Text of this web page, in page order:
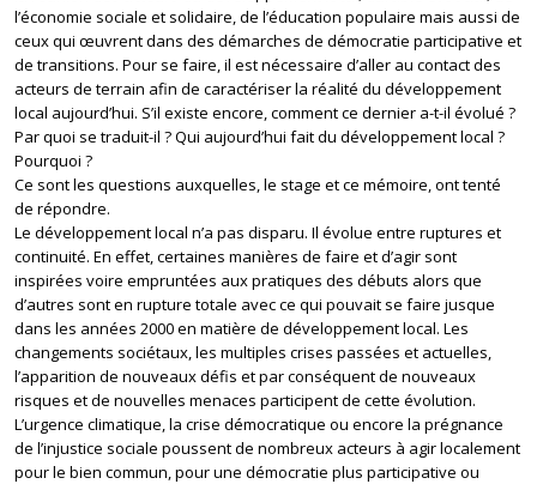
l’économie sociale et solidaire, de l’éducation populaire mais aussi de
ceux qui œuvrent dans des démarches de démocratie participative et
de transitions. Pour se faire, il est nécessaire d’aller au contact des
acteurs de terrain afin de caractériser la réalité du développement
local aujourd’hui. S’il existe encore, comment ce dernier a-t-il évolué ?
Par quoi se traduit-il ? Qui aujourd’hui fait du développement local ?
Pourquoi ?
Ce sont les questions auxquelles, le stage et ce mémoire, ont tenté
de répondre.
Le développement local n’a pas disparu. Il évolue entre ruptures et
continuité. En effet, certaines manières de faire et d’agir sont
inspirées voire empruntées aux pratiques des débuts alors que
d’autres sont en rupture totale avec ce qui pouvait se faire jusque
dans les années 2000 en matière de développement local. Les
changements sociétaux, les multiples crises passées et actuelles,
l’apparition de nouveaux défis et par conséquent de nouveaux
risques et de nouvelles menaces participent de cette évolution.
L’urgence climatique, la crise démocratique ou encore la prégnance
de l’injustice sociale poussent de nombreux acteurs à agir localement
pour le bien commun, pour une démocratie plus participative ou